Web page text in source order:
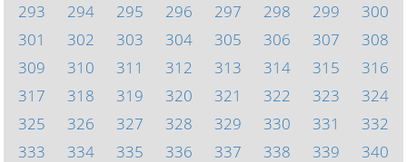
293
294 295 296 297 298 299
300
301
302 303 304 305 306 307
308
309
310 311 312 313 314 315
316
317
318 319 320 321 322 323
324
325
326 327 328 329 330 331
332
333
334 335 336 337 338 339 340